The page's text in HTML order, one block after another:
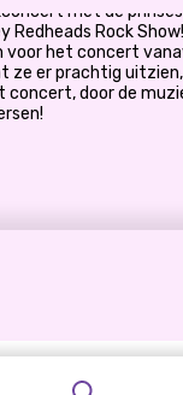
met de
Redheads Rock
voor het concert
ze er prachtig
concert, door de
PRINSESSEN
BEROEMDE